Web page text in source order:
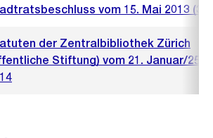
vom 15. Mai 2013
der Zentralbibliothek Zürich
Stiftung) vom 21. Januar/25.